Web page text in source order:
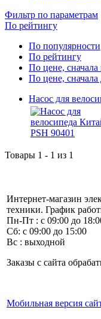
Фильтр по параметрам
По рейтингу
По популярности
По рейтингу
По цене, сначала
По цене, сначала
Насос для
Товары 1 - 1 из 1
Интернет-магазин
техники. График
Пн-Пт : с 09:00 до
Сб: с 09:00 до 15:00
Вс : выходной
Заказы с сайта
Мобильная версия